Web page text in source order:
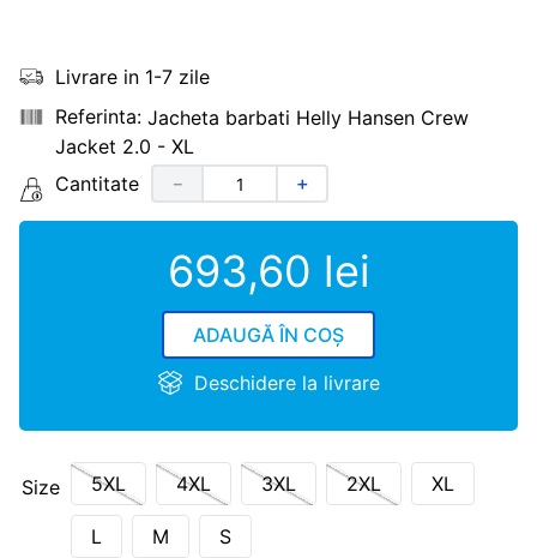
Livrare in 1-7 zile
Jacheta barbati Helly Hansen Crew
Jacket 2.0 - XL
Cantitate
＋
－
693,60 lei
ADAUGĂ ÎN COȘ
Deschidere la livrare
Size 5XL 4XL 3XL 2XL XL
L M S